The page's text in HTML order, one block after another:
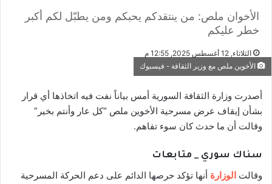
الأخوان ملص: من ينتقدكم يحبكم ومن يطبّل لكم أكبر
خطر عليكم
الثلاثاء, 12 أغسطس 2025, 12:55 م
الأخوين ملص مع وزير الثقافة - فيسبوك
أصدرت وزارة الثقافة السورية أمس بياناً نفت فيه اتخاذها أي قرار
بشأن إيقاف عرض مسرحية الأخوين ملص “كل عار وأنتم بخير”
وقالت أن ما حدث كان سوء تفاهم.
سناك سوري _ متابعات
وقالت الوزارة أنها تؤكد حرصها الدائم على دعم الحركة المسرحية